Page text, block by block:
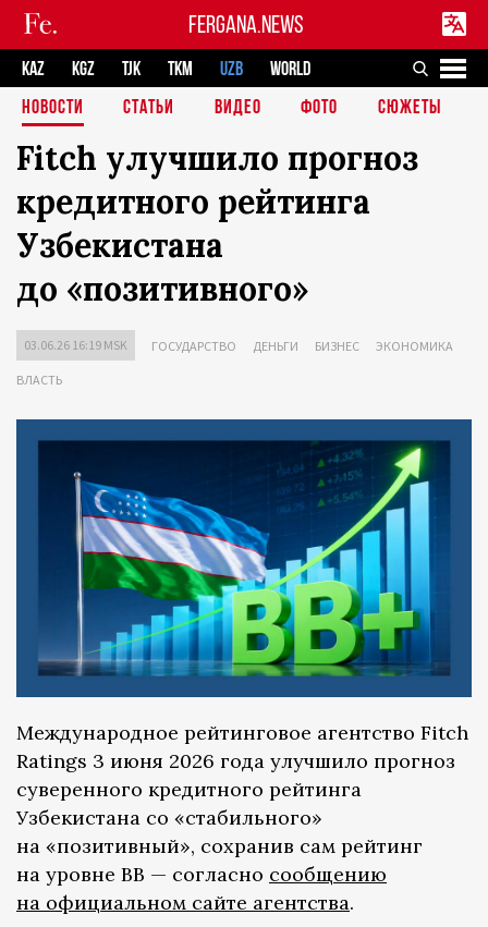
FERGANA.NEWS
KAZ KGZ TJK TKM UZB
WORLD
НОВОСТИ
СТАТЬИ ВИДЕО ФОТО СЮЖЕТЫ
Fitch улучшило прогноз
кредитного рейтинга
Узбекистана
до «позитивного»
03.06.26 16:19 MSK ГОСУДАРСТВО ДЕНЬГИ БИЗНЕС ЭКОНОМИКА
ВЛАСТЬ
Международное рейтинговое агентство Fitch
Ratings 3 июня 2026 года улучшило прогноз
суверенного кредитного рейтинга
Узбекистана со «стабильного»
на «позитивный», сохранив сам рейтинг
на уровне BB — согласно сообщению
на официальном сайте агентства.